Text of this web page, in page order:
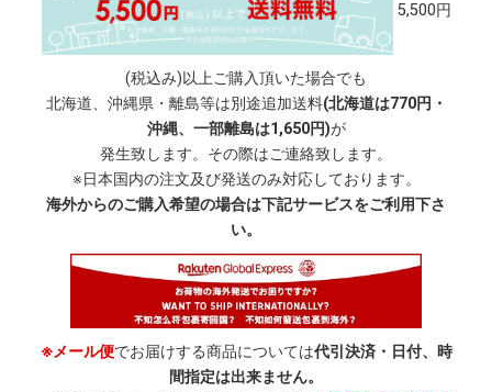
5,500円
(税込み)以上ご購入頂いた場合でも
北海道、沖縄県・離島等は別途追加送料(北海道は770円・
沖縄、一部離島は1,650円)が
発生致します。その際はご連絡致します。
※日本国内の注文及び発送のみ対応しております。
海外からのご購入希望の場合は下記サービスをご利用下さ
い。
※メール便でお届けする商品については代引決済・日付、時
間指定は出来ません。